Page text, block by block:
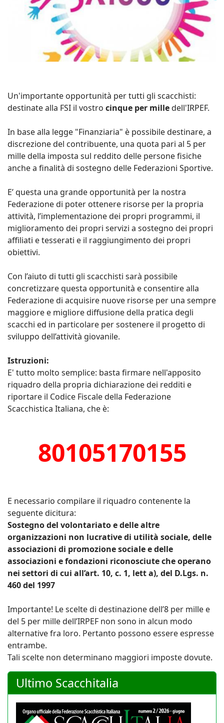
Un'importante opportunità per tutti gli scacchisti:
destinate alla FSI il vostro cinque per milledell'IRPEF.
In base alla legge "Finanziaria" è possibile destinare, a
discrezione del contribuente, una quota pari al 5 per
mille della imposta sul reddito delle persone fisiche
anche a finalità di sostegno delle Federazioni Sportive.
E’ questa una grande opportunità per la nostra
Federazione di poter ottenere risorse per la propria
attività, l’implementazione dei propri programmi, il
miglioramento dei propri servizi a sostegno dei propri
affiliati e tesserati e il raggiungimento dei propri
obiettivi.
Con l’aiuto di tutti gli scacchisti sarà possibile
concretizzare questa opportunità e consentire alla
Federazione di acquisire nuove risorse per una sempre
maggiore e migliore diffusione della pratica degli
scacchi ed in particolare per sostenere il progetto di
sviluppo dell’attività giovanile.
Istruzioni:
E' tutto molto semplice: basta firmare nell'apposito
riquadro della propria dichiarazione dei redditi e
riportare il Codice Fiscale della Federazione
Scacchistica Italiana, che è:
80105170155
E necessario compilare il riquadro contenente la
seguente dicitura:
Sostegno del volontariato e delle altre
organizzazioni non lucrative di utilità sociale, delle
associazioni di promozione sociale e delle
associazioni e fondazioni riconosciute che operano
nei settori di cui all’art. 10, c. 1, lett a), del D.Lgs. n.
460 del 1997
Importante! Le scelte di destinazione dell’8 per mille e
del 5 per mille dell’IRPEF non sono in alcun modo
alternative fra loro. Pertanto possono essere espresse
entrambe.
Tali scelte non determinano maggiori imposte dovute.
Ultimo Scacchitalia